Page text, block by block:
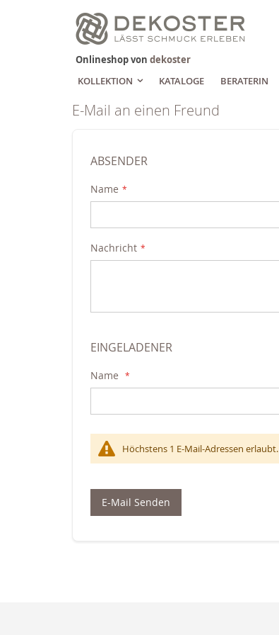
Zum
Inhalt
springen
Onlineshop von dekoster
KOLLEKTION
KATALOGE BERATERIN
E-Mail an einen Freund
ABSENDER
Name
Nachricht
EINGELADENER
Name
Höchstens 1 E-Mail-Adressen erlaubt.
E-Mail Senden